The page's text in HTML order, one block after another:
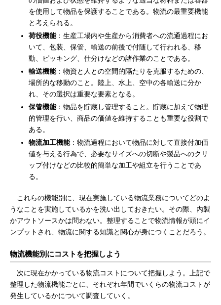
を使用して物品を保護することである。物流の最重要機能
と考えられる。
荷役機能：生産工場内や生産から消費者への流通過程にお
いて、包装、保管、輸送の前後で付随して行われる、移
動、ピッキング、仕分けなどの諸作業のことである。
輸送機能：物資と人との空間的隔たりを克服するための、
場所的な移動のこと。陸上、水上、空中の各輸送に分か
れ、その選択は重要な要素となる。
保管機能：物品を貯蔵し管理すること。貯蔵に加えて物理
的管理を行い、商品の価値を維持することも重要な役割で
ある。
物流加工機能：物流過程において物品に対して直接付加価
値を与える行為で、必要なサイズへの切断や製品へのクリ
ップ付けなどの比較的簡単な加工や組立を行うことであ
る。
これらの機能別に、現在実施している物流業務についてどのよ
うなことを実施しているかを洗い出しておきたい。その際、内製
かアウトソースかは問わない。整理することで物流情報が頭にイ
ンプットされ、物流に関する知識と関心が身につくことだろう。
物流機能別にコストを把握しよう
次に現在かかっている物流コストについて把握しよう。上記で
整理した物流機能ごとに、それぞれ年間でいくらの物流コストが
発生しているかについて調査していく。